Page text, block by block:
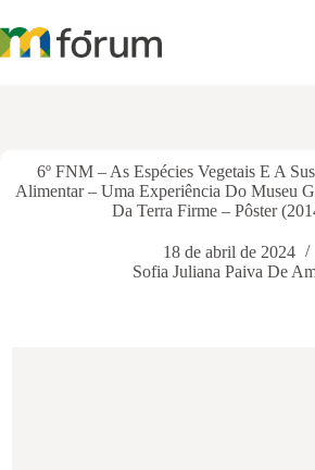
para
o
6º FNM – As Espécies Vegetais E A
Alimentar – Uma Experiência Do Museu
Da Terra Firme – Pôster
18 de abril de 2024
Sofia Juliana Paiva De